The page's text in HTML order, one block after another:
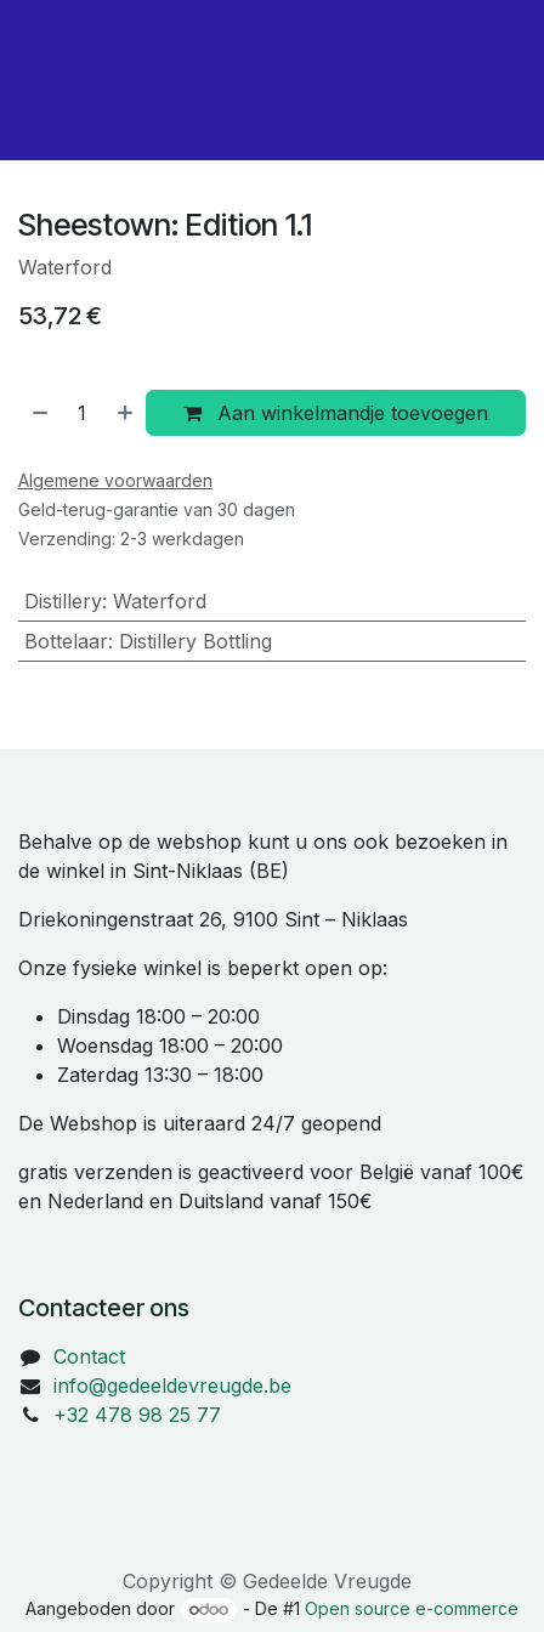
Sheestown: Edition 1.1
Waterford
53,72€
Aan winkelmandje toevoegen
Algemene voorwaarden
Geld-terug-garantie van 30 dagen
Verzending: 2-3 werkdagen
Distillery: Waterford
Bottelaar: Distillery Bottling
Behalve op de webshop kunt u ons ook bezoeken in
de winkel in Sint-Niklaas (BE)
Driekoningenstraat 26, 9100 Sint – Niklaas
Onze fysieke winkel is beperkt open op:
Dinsdag 18:00 – 20:00
Woensdag 18:00 – 20:00
Zaterdag 13:30 – 18:00
De Webshop is uiteraard 24/7 geopend
gratis verzenden is geactiveerd voor België vanaf 100€
en Nederland en Duitsland vanaf 150€
Contacteer ons
Contact
info@gedeeldevreugde.be
+32 478 98 25 77
Copyright © Gedeelde Vreugde
Aangeboden door - De #1Open source e-commerce